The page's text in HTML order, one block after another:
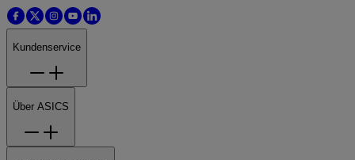
Kundenservice
Über ASICS